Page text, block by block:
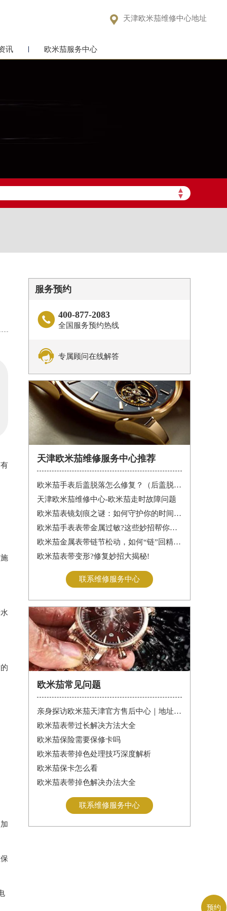
 天津欧米茄维修中心地址
讯 欧米茄服务中心
▲
▼
服务预约
 400-877-2083
全国服务预约热线
 专属顾问在线解答
天津欧米茄维修服务中心推荐
欧米茄手表后盖脱落怎么修复？（后盖脱落解决办法）
天津欧米茄维修中心-欧米茄走时故障问题
欧米茄表镜划痕之谜：如何守护你的时间印记
欧米茄手表表带金属过敏?这些妙招帮你轻松解决
欧米茄金属表带链节松动，如何“链”回精致时光?
欧米茄表带变形?修复妙招大揭秘!
联系维修服务中心
欧米茄常见问题
亲身探访欧米茄天津官方售后中心｜地址报修全流程真实经历（2026年6月最新）
欧米茄表带过长解决方法大全
欧米茄保险需要保修卡吗
欧米茄表带掉色处理技巧深度解析
欧米茄保卡怎么看
欧米茄表带掉色解决办法大全
联系维修服务中心
预约